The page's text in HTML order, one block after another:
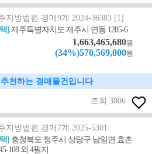
지방법원 경매9계 2024-36383 [1]
]제주특별자치도 제주시 연동 1285-6
1,663,465,680원
(34%)570,569,000원
천하는 경매물건입니다
조회 3806
지방법원 경매7계 2025-5301
] 충청북도 청주시 상당구 남일면 효촌
108 외 4필지